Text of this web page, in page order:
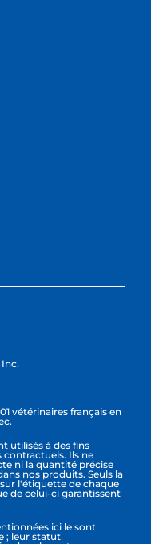
vétérinaires français en
utilisés à des fins
Ils ne
ni la quantité précise
nos produits. Seuls la
l'étiquette de chaque
de celui-ci garantissent
ici le sont
; leur statut